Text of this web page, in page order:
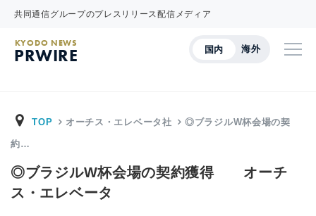
共同通信グループのプレスリリース配信メディア
国内 海外
KYODO NEWS
PRWIRE
TOP オーチス・エレベータ社 ◎ブラジルW杯会場の契
約…
◎ブラジルW杯会場の契約獲得 オーチ
ス・エレベータ